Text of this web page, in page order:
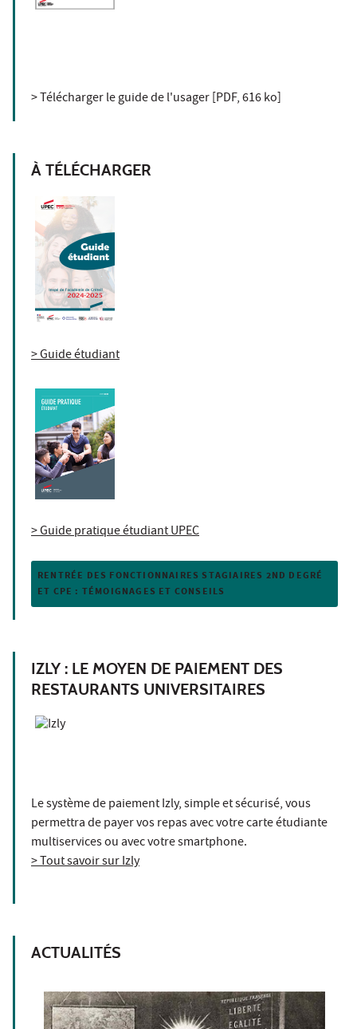
> Télécharger le guide de l'usager [PDF, 616 ko]
À TÉLÉCHARGER
> Guide étudiant
> Guide pratique étudiant UPEC
RENTRÉE DES FONCTIONNAIRES STAGIAIRES 2ND DEGRÉ
ET CPE : TÉMOIGNAGES ET CONSEILS
IZLY : LE MOYEN DE PAIEMENT DES
RESTAURANTS UNIVERSITAIRES
Le système de paiement Izly, simple et sécurisé, vous
permettra de payer vos repas avec votre carte étudiante
multiservices ou avec votre smartphone.
> Tout savoir sur Izly
ACTUALITÉS